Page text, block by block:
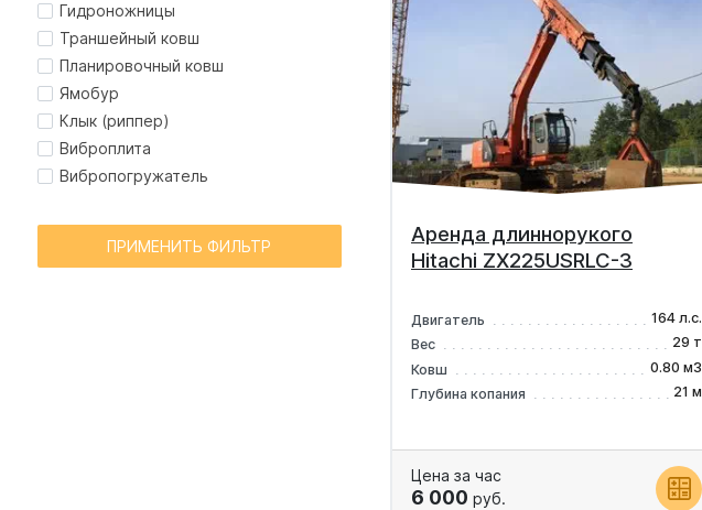
Гидроножницы
Траншейный ковш
Планировочный ковш
Ямобур
Клык (риппер)
Виброплита
Вибропогружатель
ПРИМЕНИТЬ ФИЛЬТР
Аренда длиннорукого
Hitachi ZX225USRLC-3
Двигатель
164 л.с.
Вес
29 т
Ковш
0.80 м3
Глубина копания
21 м
Цена за час
6 000 руб.